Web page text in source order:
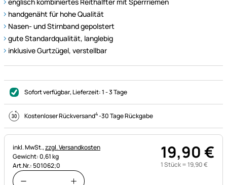
handgenäht für hohe Qualität
Nasen- und Stirnband gepolstert
gute Standardqualität, langlebig
inklusive Gurtzügel, verstellbar
Sofort verfügbar, Lieferzeit:1 - 3 Tage
Kostenloser Rückversand4-30 Tage Rückgabe
Steuerhinweis:
inkl. MwSt.,zzgl. Versandkosten
Gewicht: 0,61 kg
Art.Nr.: 501062;0
19,90€
1 Stück =19,90€